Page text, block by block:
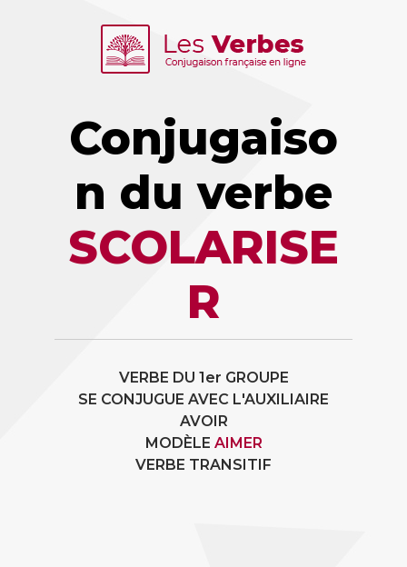
Conjugaiso
n du verbe
SCOLARISE
R
VERBE DU 1er GROUPE
SE CONJUGUE AVEC L'AUXILIAIRE
AVOIR
MODÈLE AIMER
VERBE TRANSITIF